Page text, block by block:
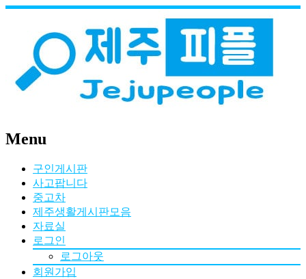
Menu
구인게시판
사고팝니다
중고차
제주생활게시판모음
자료실
로그인
로그아웃
회원가입